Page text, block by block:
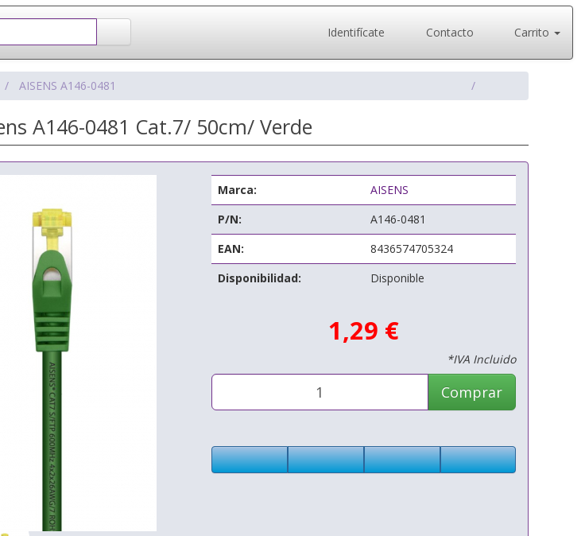
Identifícate Contacto Carrito
AISENS A146-0481
A146-0481 Cat.7/ 50cm/ Verde
Marca:
AISENS
P/N:
A146-0481
EAN:
8436574705324
Disponibilidad:
Disponible
1,29 €
*IVA Incluido
Comprar